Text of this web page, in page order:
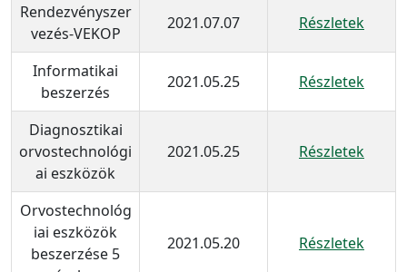
Rendezvényszer
vezés-VEKOP
2021.07.07 Részletek
Informatikai
beszerzés
2021.05.25 Részletek
Diagnosztikai
orvostechnológi
ai eszközök
2021.05.25 Részletek
Orvostechnológ
iai eszközök
beszerzése 5
2021.05.20 Részletek